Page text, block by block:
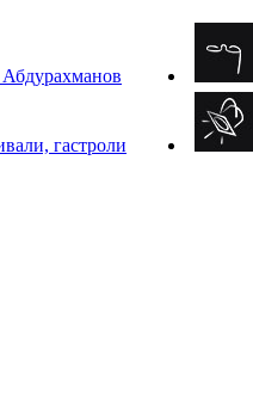
гастроли